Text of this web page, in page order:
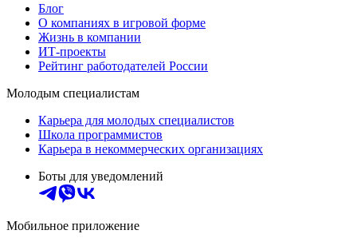
Блог
О компаниях в игровой форме
Жизнь в компании
ИТ-проекты
Рейтинг работодателей России
Молодым специалистам
Карьера для молодых специалистов
Школа программистов
Карьера в некоммерческих организациях
Боты для уведомлений
Мобильное приложение